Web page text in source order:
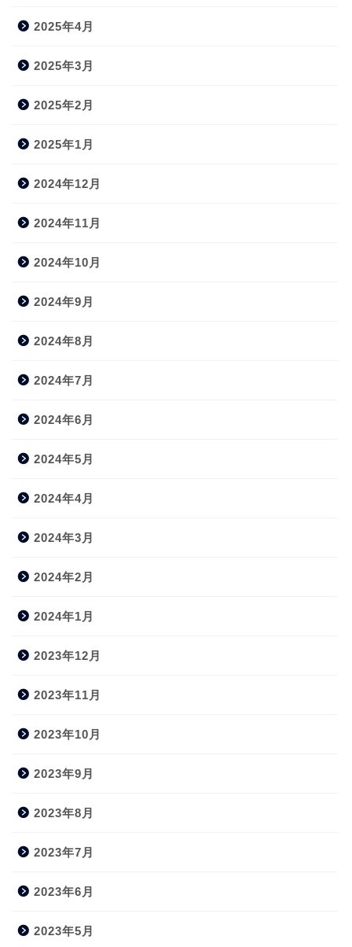
2025年4月
2025年3月
2025年2月
2025年1月
2024年12月
2024年11月
2024年10月
2024年9月
2024年8月
2024年7月
2024年6月
2024年5月
2024年4月
2024年3月
2024年2月
2024年1月
2023年12月
2023年11月
2023年10月
2023年9月
2023年8月
2023年7月
2023年6月
2023年5月